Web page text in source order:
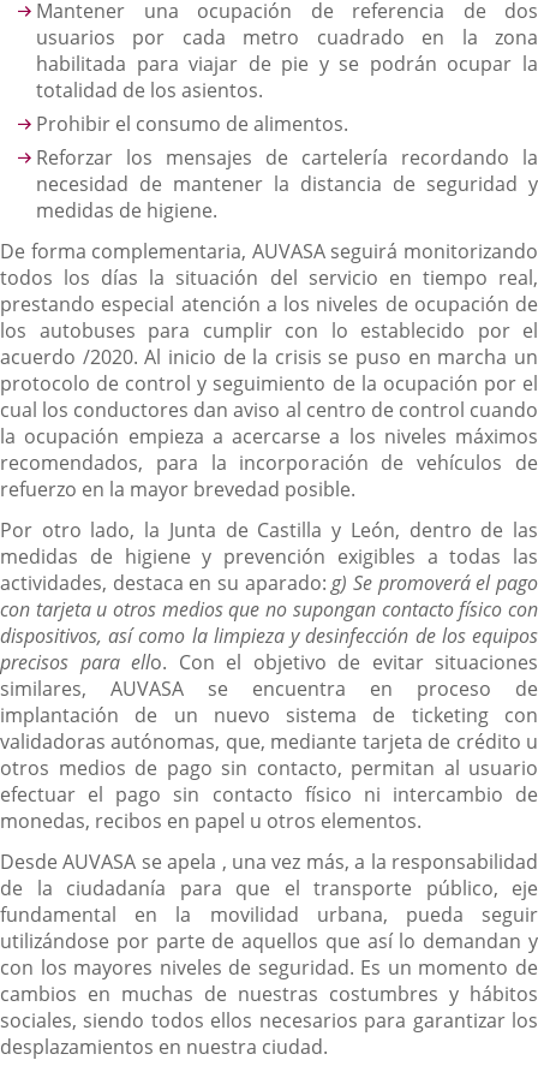
Mantener una ocupación de referencia de dos
usuarios por cada metro cuadrado en la zona
habilitada para viajar de pie y se podrán ocupar la
totalidad de los asientos.
Prohibir el consumo de alimentos.
Reforzar los mensajes de cartelería recordando la
necesidad de mantener la distancia de seguridad y
medidas de higiene.
De forma complementaria, AUVASA seguirá monitorizando
todos los días la situación del servicio en tiempo real,
prestando especial atención a los niveles de ocupación de
los autobuses para cumplir con lo establecido por el
acuerdo /2020. Al inicio de la crisis se puso en marcha un
protocolo de control y seguimiento de la ocupación por el
cual los conductores dan aviso al centro de control cuando
la ocupación empieza a acercarse a los niveles máximos
recomendados, para la incorporación de vehículos de
refuerzo en la mayor brevedad posible.
Por otro lado, la Junta de Castilla y León, dentro de las
medidas de higiene y prevención exigibles a todas las
actividades, destaca en su aparado:g) Se promoverá el pago
con tarjeta u otros medios que no supongan contacto físico con
dispositivos, así como la limpieza y desinfección de los equipos
precisos para ello. Con el objetivo de evitar situaciones
similares, AUVASA se encuentra en proceso de
implantación de un nuevo sistema de ticketing con
validadoras autónomas, que, mediante tarjeta de crédito u
otros medios de pago sin contacto, permitan al usuario
efectuar el pago sin contacto físico ni intercambio de
monedas, recibos en papel u otros elementos.
Desde AUVASA se apela , una vez más, a la responsabilidad
de la ciudadanía para que el transporte público, eje
fundamental en la movilidad urbana, pueda seguir
utilizándose por parte de aquellos que así lo demandan y
con los mayores niveles de seguridad. Es un momento de
cambios en muchas de nuestras costumbres y hábitos
sociales, siendo todos ellos necesarios para garantizar los
desplazamientos en nuestra ciudad.